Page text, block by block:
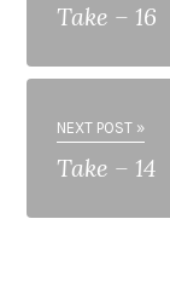
Take – 16
NEXT POST »
Take – 14